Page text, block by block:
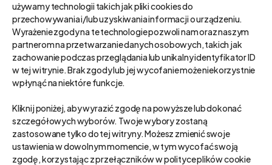
używamy technologii takich jak pliki cookies do
przechowywania i/lub uzyskiwania informacji o urządzeniu.
Wyrażenie zgody na te technologie pozwoli nam oraz naszym
partnerom na przetwarzanie danych osobowych, takich jak
zachowanie podczas przeglądania lub unikalny identyfikator ID
w tej witrynie. Brak zgody lub jej wycofanie może niekorzystnie
wpłynąć na niektóre funkcje.
Kliknij poniżej, aby wyrazić zgodę na powyższe lub dokonać
szczegółowych wyborów. Twoje wybory zostaną
zastosowane tylko do tej witryny. Możesz zmienić swoje
ustawienia w dowolnym momencie, w tym wycofać swoją
zgodę, korzystając z przełączników w polityce plików cookie